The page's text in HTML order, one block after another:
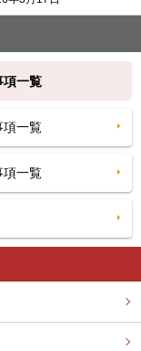
一覧
一覧
一覧